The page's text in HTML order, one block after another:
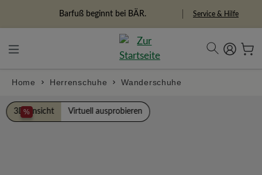
Freiheitspioniere Service & Hilfe
Home Herrenschuhe Wanderschuhe
%
Bildergalerie überspringen
3D Ansicht Virtuell ausprobieren